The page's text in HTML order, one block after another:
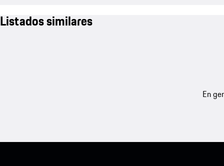
Listados similares
En